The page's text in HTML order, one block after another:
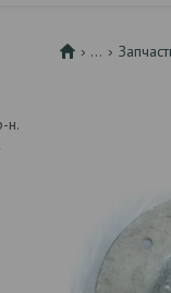
н.
...